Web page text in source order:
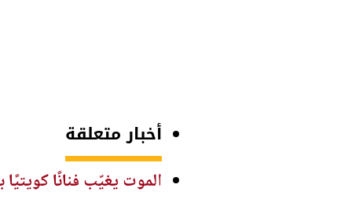
أخبار متعلقة
الموت يغيّب فنانًا